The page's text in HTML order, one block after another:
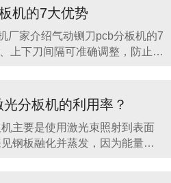
名度和产品本身的质量，同样
产商时也是从这两方面进行
铣刀分板机生产商的知名度。
度
机的7大优势
家介绍气动铡刀pcb分板机的7
下刀间隔可准确调整，防止了
板机可以依据不一样长度的
最大长度1000MM，突破了分
限。 4、将切
分板机的利用率？
要是使用激光束照射到表面
钢板融化并蒸发，因为能量高